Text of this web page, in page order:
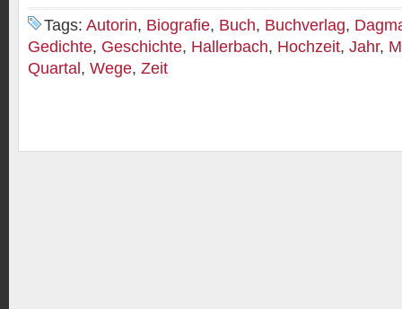
Tags: Autorin, Biografie, Buch, Buchverlag,
Gedichte, Geschichte, Hallerbach, Hochzeit, Jahr,
Quartal , Wege, Zeit